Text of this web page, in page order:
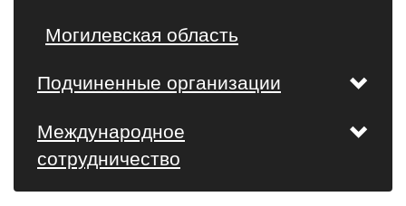
Могилевская область
Подчиненные организации
Международное
сотрудничество